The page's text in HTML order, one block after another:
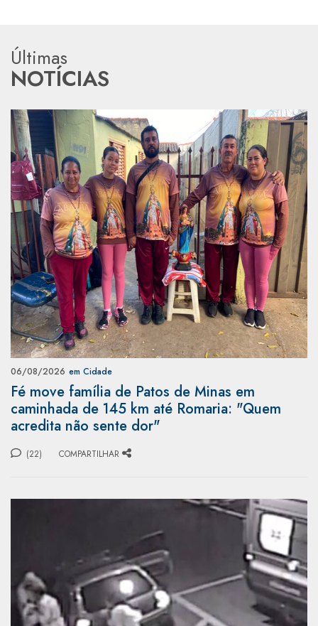
Últimas
NOTÍCIAS
06/08/2026 em Cidade
Fé move família de Patos de Minas em
caminhada de 145 km até Romaria: "Quem
acredita não sente dor"
(22) COMPARTILHAR